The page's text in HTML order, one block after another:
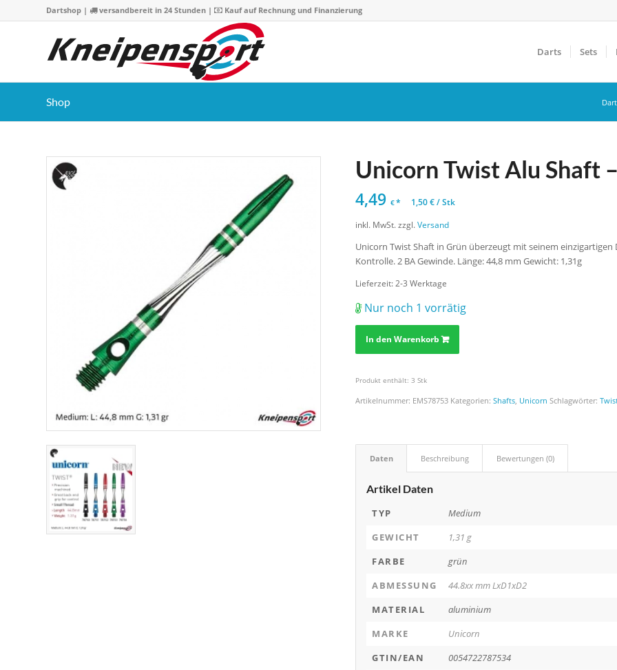
Dartshop | versandbereit in 24 Stunden | Kauf auf Rechnung und Finanzierung
Darts Sets
Shop
Unicorn Twist Alu Shaft
4,49€* 1,50€/Stk
inkl. MwSt. zzgl.Versand
Unicorn Twist Shaft in Grün überzeugt mit seinem einzigartigen
Kontrolle. 2 BA Gewinde. Länge: 44,8 mm Gewicht: 1,31g
Lieferzeit: 2-3 Werktage
Nur noch 1 vorrätig
In den Warenkorb
Produkt enthält: 3Stk
Artikelnummer: EMS78753 Kategorien:Shafts Unicorn Schlagwörter:
Daten Beschreibung Bewertungen (0)
Artikel Daten
TYP
Medium
GEWICHT
1,31 g
FARBE
grün
ABMESSUNG
44.8xx mm LxD1xD2
MATERIAL
aluminium
MARKE
Unicorn
GTIN/EAN
0054722787534